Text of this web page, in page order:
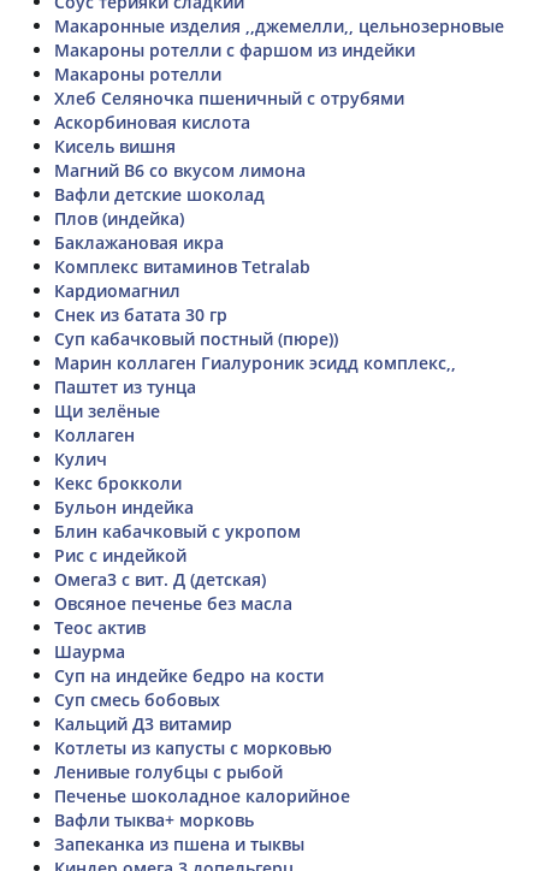
Макаронные изделия ,,джемелли,, цельнозерновые
Макароны ротелли с фаршом из индейки
Макароны ротелли
Хлеб Селяночка пшеничный с отрубями
Аскорбиновая кислота
Кисель вишня
Магний В6 со вкусом лимона
Вафли детские шоколад
Плов (индейка)
Баклажановая икра
Комплекс витаминов Tetralab
Кардиомагнил
Снек из батата 30 гр
Суп кабачковый постный (пюре))
Марин коллаген Гиалуроник эсидд комплекс,,
Паштет из тунца
Щи зелёные
Коллаген
Кулич
Кекс брокколи
Бульон индейка
Блин кабачковый с укропом
Рис с индейкой
Омега3 с вит. Д (детская)
Овсяное печенье без масла
Теос актив
Шаурма
Суп на индейке бедро на кости
Суп смесь бобовых
Кальций Д3 витамир
Котлеты из капусты с морковью
Ленивые голубцы с рыбой
Печенье шоколадное калорийное
Вафли тыква+ морковь
Запеканка из пшена и тыквы